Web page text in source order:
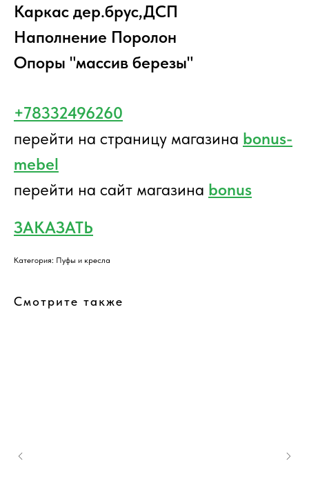
Каркас дер.брус,ДСП
Наполнение Поролон
Опоры "массив березы"
+78332496260
перейти на страницу магазина bonus-
mebel
перейти на сайт магазина bonus
ЗАКАЗАТЬ
Категория: Пуфы и кресла
Смотрите также